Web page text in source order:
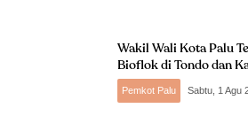
Wakil Wali Kota Palu
Bioflok di Tondo dan
Pemkot Palu Sabtu, 1 Agu